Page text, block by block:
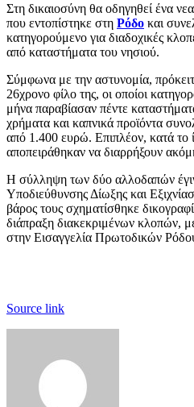
Στη δικαιοσύνη θα οδηγηθεί ένα
που εντοπίστηκε στη Ρόδο και
κατηγορούμενο για διαδοχικές
από καταστήματα του νησιού.
Σύμφωνα με την αστυνομία,
26χρονο φίλο της, οι οποίοι
μήνα παραβίασαν πέντε
χρήματα και καπνικά προϊόντα
από 1.400 ευρώ. Επιπλέον, κατά το
αποπειράθηκαν να διαρρήξουν ακόμη
Η σύλληψη των δύο αλλοδαπών
Υποδιεύθυνσης Δίωξης και
βάρος τους σχηματίσθηκε
διάπραξη διακεκριμένων κλοπών,
στην Εισαγγελία Πρωτοδικών
Source link